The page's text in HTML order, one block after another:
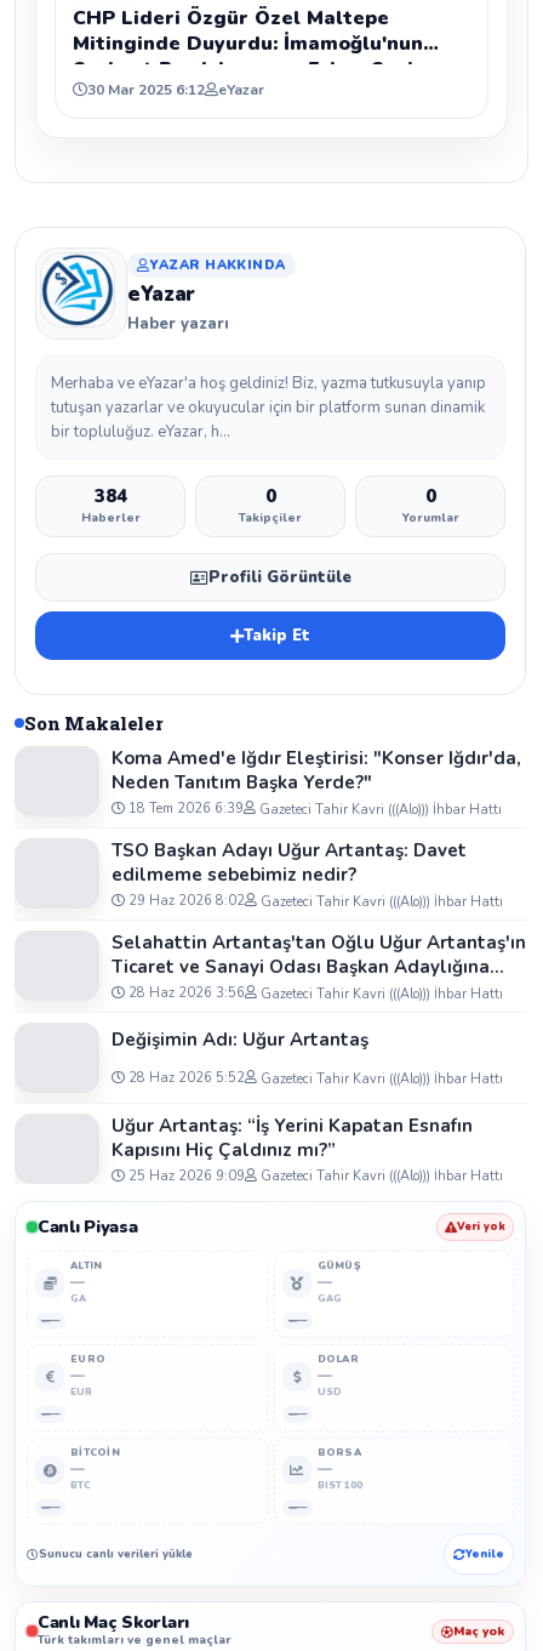
CHP Lideri Özgür Özel Maltepe
Mitinginde Duyurdu: İmamoğlu'nun
Serbest Bırakılması ve Erken Seçim
İçin İmza Kampanyası Başlatılıyor
30 Mar 2025 6:12 eYazar
YAZAR HAKKINDA
eYazar
Haber yazarı
Merhaba ve eYazar'a hoş geldiniz! Biz, yazma tutkusuyla yanıp
tutuşan yazarlar ve okuyucular için bir platform sunan dinamik
bir topluluğuz. eYazar, h...
384
Haberler
0
Takipçiler
0
Yorumlar
Profili Görüntüle
Takip Et
Son Makaleler
Koma Amed'e Iğdır Eleştirisi: "Konser Iğdır'da,
Neden Tanıtım Başka Yerde?"
18 Tem 2026 6:39 Gazeteci Tahir Kavri (((Alo))) İhbar Hattı
TSO Başkan Adayı Uğur Artantaş: Davet
edilmeme sebebimiz nedir?
29 Haz 2026 8:02 Gazeteci Tahir Kavri (((Alo))) İhbar Hattı
Selahattin Artantaş'tan Oğlu Uğur Artantaş'ın
Ticaret ve Sanayi Odası Başkan Adaylığına
Tam Destek: "Yolun ve Bahtın Açık Olsun
28 Haz 2026 3:56 Gazeteci Tahir Kavri (((Alo))) İhbar Hattı
Değişimin Adı: Uğur Artantaş
28 Haz 2026 5:52 Gazeteci Tahir Kavri (((Alo))) İhbar Hattı
Uğur Artantaş: “İş Yerini Kapatan Esnafın
Kapısını Hiç Çaldınız mı?”
25 Haz 2026 9:09 Gazeteci Tahir Kavri (((Alo))) İhbar Hattı
Canlı Piyasa Veri yok
ALTIN
—
GA
—
GÜMÜŞ
—
GAG
—
EURO
—
EUR
—
DOLAR
—
USD
—
BITCOIN
—
BTC
—
BORSA
—
BIST 100
—
Sunucu canlı verileri yükleyemedi. Yenile
Canlı Maç Skorları
Türk takımları ve genel maçlar
Maç yok